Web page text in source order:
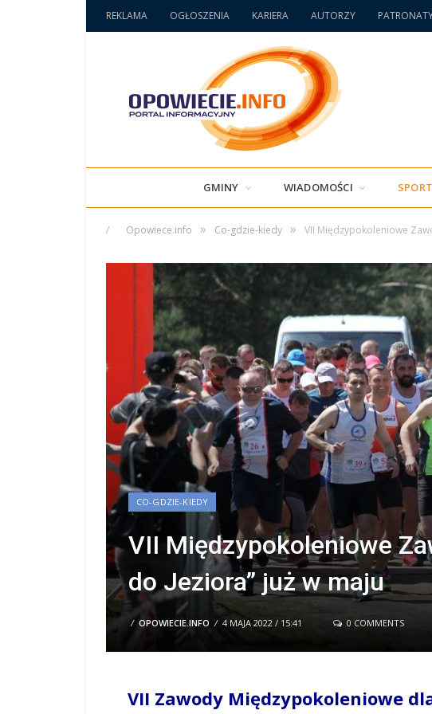
REKLAMA OGŁOSZENIA KARIERA AUTORZY
GMINY WIADOMOŚCI SPORT
/ Opowiece.info » Co-gdzie-kiedy » VII Międzypokoleniowe
CO-GDZIE-KIEDY
VII Międzypokoleniowe
do Jeziora” już w maju
/ OPOWIECIE.INFO / 4 MAJA 2022 / 15:41 0 COMMENTS
VII Zawody Międzypokoleniowe